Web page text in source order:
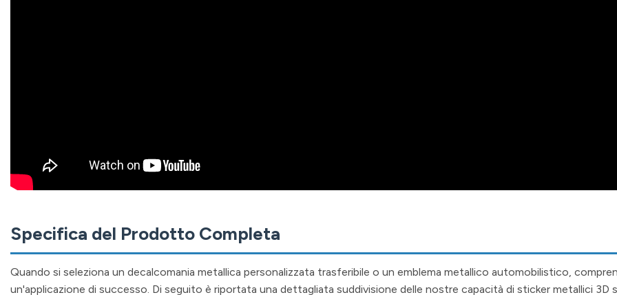
Specifica del Prodotto Completa
Quando si seleziona un decalcomania metallica personalizzata trasferibile o un emblema metallico automobilistico,
un'applicazione di successo. Di seguito è riportata una dettagliata suddivisione delle nostre capacità di sticker metallici 3D